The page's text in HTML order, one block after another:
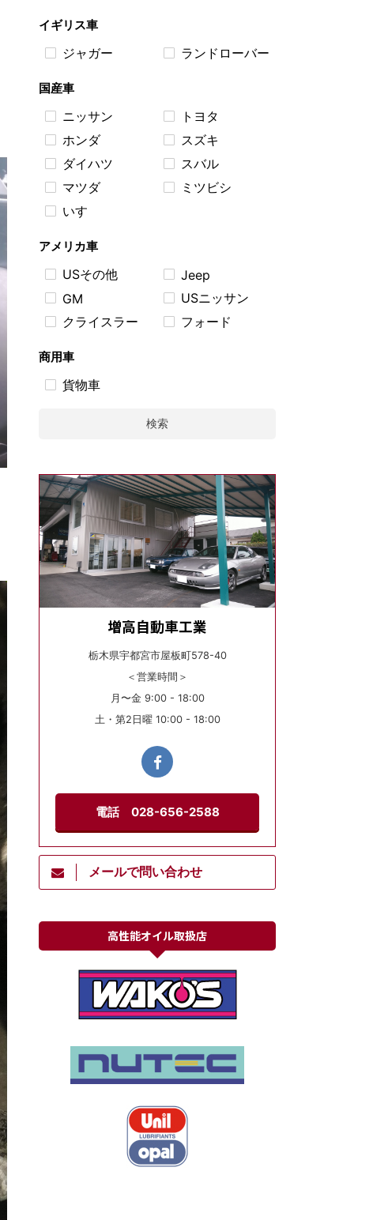
イギリス車
ジャガー ランドローバー
国産車
ニッサン
トヨタ
ホンダ
スズキ
ダイハツ
スバル
マツダ
ミツビシ
いすゞ
アメリカ車
USその他
Jeep
GM
USニッサン
クライスラー
フォード
商用車
貨物車
検索
増高自動車工業
栃木県宇都宮市屋板町578-40
＜営業時間＞
月〜金 9:00 - 18:00
土・第2日曜 10:00 - 18:00
電話 028-656-2588
メールで問い合わせ
高性能オイル取扱店